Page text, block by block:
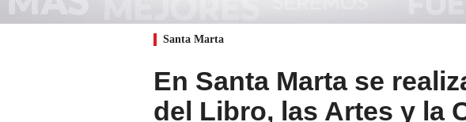
Santa Marta
En Santa Marta se
del Libro, las Artes y la